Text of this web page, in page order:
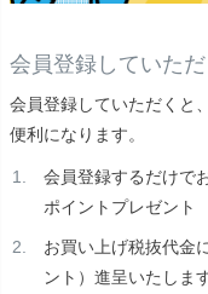
会員登録していた
会員登録していただくと
便利になります。
会員登録するだけで
ポイントプレゼント
お買い上げ税抜代金
ント）進呈いたします